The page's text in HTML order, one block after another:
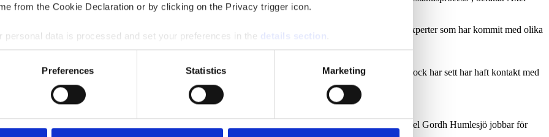
from the Cookie Declaration or by clicking on the Privacy trigger icon.
personal data is processed and set your preferences in the details section
content and ads, to provide social media features and to analyse our traffic. We also share
site with our social media, advertising and analytics partners who may combine it with
to them or that they’ve collected from your use of their services.
Preferences Statistics Marketing
gör alla nervösa för att publicera. När det inte har funkat har man gått ännu längre och anlitat säkerhetsexperter som har kommit med olika
inte ska ges ut.
skriver till oss att vi ’publicerar på egen risk’. Jag tror inte han har någon kontakt med övriga, som vi dock har sett har haft kontakt med
att den har varit väldigt högljudd, hotfull och på många sätt rätt ociviliserad.
Humlesjö berätta:
aggressiv och ociviliserad ton och det har skett en högljudd kommunikation mot chefer på SVT (Där Axel Gordh Humlesjö jobbar för